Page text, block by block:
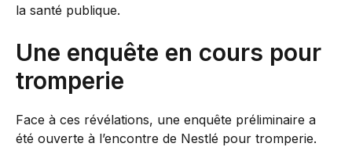
la santé publique.
Une enquête en cours pour
tromperie
Face à ces révélations, une enquête préliminaire a
été ouverte à l’encontre de Nestlé pour tromperie.